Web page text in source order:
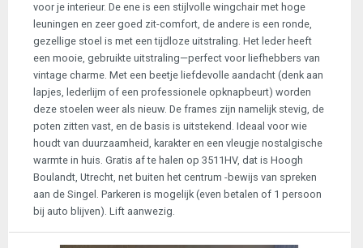
voor je interieur. De ene is een stijlvolle wingchair met hoge
leuningen en zeer goed zit-comfort, de andere is een ronde,
gezellige stoel is met een tijdloze uitstraling. Het leder heeft
een mooie, gebruikte uitstraling—perfect voor liefhebbers van
vintage charme. Met een beetje liefdevolle aandacht (denk aan
lapjes, lederlijm of een professionele opknapbeurt) worden
deze stoelen weer als nieuw. De frames zijn namelijk stevig, de
poten zitten vast, en de basis is uitstekend. Ideaal voor wie
houdt van duurzaamheid, karakter en een vleugje nostalgische
warmte in huis. Gratis af te halen op 3511HV, dat is Hoogh
Boulandt, Utrecht, net buiten het centrum -bewijs van spreken
aan de Singel. Parkeren is mogelijk (even betalen of 1 persoon
bij auto blijven). Lift aanwezig.